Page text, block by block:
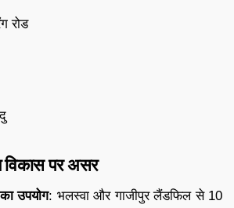
रोड
विकास पर असर
उपयोग: भलस्वा और गाजीपुर लैंडफिल से 10